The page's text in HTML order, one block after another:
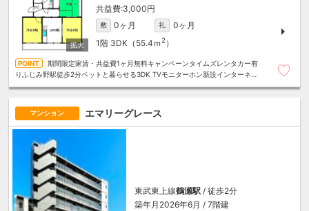
3,000円
敷 0ヶ月 礼
0ヶ月
1階 3DK（55.4ｍ 2）
期間限定家賃・共益費1ヶ月無料キャンペーンタイムズレンタカー有
りふじみ野駅徒歩2分ペットと暮らせる3DK TVモニターホン新設インターネッ
マンション エマリーグレース
東武東上線鶴瀬駅 / 徒歩2分
築年月2026年6月 / 7階建